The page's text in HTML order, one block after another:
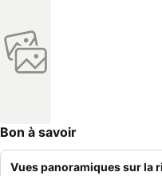
Bon à savoir
Vues panoramiques sur la